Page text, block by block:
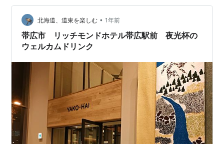
北海道、道東を楽しむ • 1年前
帯広市 リッチモンドホテル帯広駅前 夜光杯の
ウェルカムドリンク